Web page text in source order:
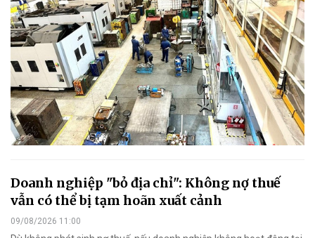
Doanh nghiệp "bỏ địa chỉ": Không nợ thuế
vẫn có thể bị tạm hoãn xuất cảnh
09/08/2026 11:00